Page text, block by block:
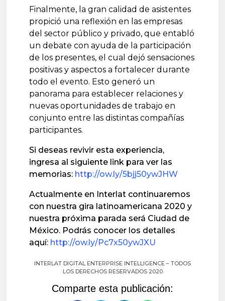
Finalmente, la gran calidad de asistentes
propició una reflexión en las empresas
del sector público y privado, que entabló
un debate con ayuda de la participación
de los presentes, el cual dejó sensaciones
positivas y aspectos a fortalecer durante
todo el evento. Esto generó un
panorama para establecer relaciones y
nuevas oportunidades de trabajo en
conjunto entre las distintas compañías
participantes.
Si deseas revivir esta experiencia,
ingresa al siguiente link para ver las
memorias: http://ow.ly/5bjj50ywJHW
Actualmente en Interlat continuaremos
con nuestra gira latinoamericana 2020 y
nuestra próxima parada será Ciudad de
México. Podrás conocer los detalles
aquí: http://ow.ly/Pc7x50ywJXU
INTERLAT DIGITAL ENTERPRISE INTELLIGENCE – TODOS
LOS DERECHOS RESERVADOS 2020
Comparte esta publicación: